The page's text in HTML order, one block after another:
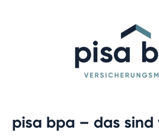
pisa bpa – das sind